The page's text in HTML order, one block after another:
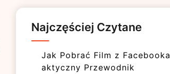
Najczęściej Czytane
Jak Pobrać Film z
aktyczny Przewodnik